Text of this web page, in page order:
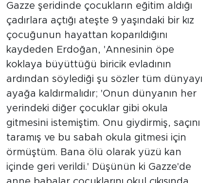
Gazze şeridinde çocukların eğitim aldığı
çadırlara açtığı ateşte 9 yaşındaki bir kız
çocuğunun hayattan koparıldığını
kaydeden Erdoğan, 'Annesinin öpe
koklaya büyüttüğü biricik evladının
ardından söylediği şu sözler tüm dünyayı
ayağa kaldırmalıdır; 'Onun dünyanın her
yerindeki diğer çocuklar gibi okula
gitmesini istemiştim. Onu giydirmiş, saçını
taramış ve bu sabah okula gitmesi için
örmüştüm. Bana ölü olarak yüzü kan
içinde geri verildi.' Düşünün ki Gazze'de